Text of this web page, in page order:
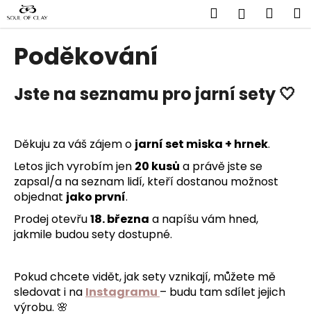
Přejít
na
obsah
Hledat
Poděkování
Jste na seznamu pro jarní sety 🤍
Děkuju za váš zájem o jarní set miska + hrnek.
Letos jich vyrobím jen 20 kusů a právě jste se
zapsal/a na seznam lidí, kteří dostanou možnost
objednat jako první.
Prodej otevřu18. března a napíšu vám hned,
jakmile budou sety dostupné.
Pokud chcete vidět, jak sety vznikají, můžete mě
sledovat i na Instagramu – budu tam sdílet jejich
výrobu. 🌸
o
o
t
ř
e
b
u
j
t
e
n